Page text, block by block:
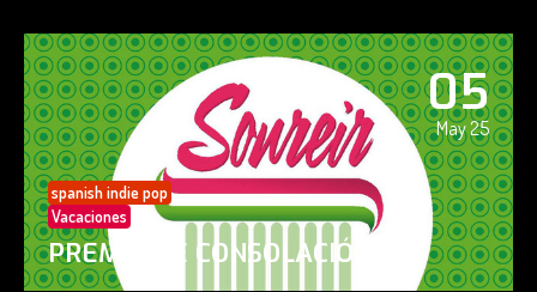
05
May 25
spanish indie pop
Vacaciones
PREMIO DE CONSOLACIÓN